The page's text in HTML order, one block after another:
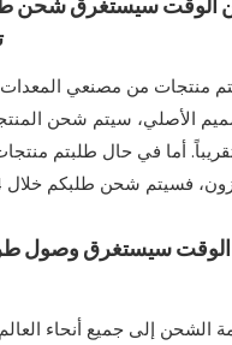
منتجات من مصنعي المعدات
الأصلي، سيتم شحن
أما في حال طلبتم
سيستغرق وصول
الشحن إلى جميع أنحاء